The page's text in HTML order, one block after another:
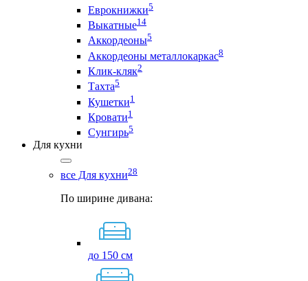
Еврокнижки5
Выкатные14
Аккордеоны5
Аккордеоны металлокаркас8
Клик-кляк2
Тахта5
Кушетки1
Кровати1
Сунгирь5
Для кухни
все Для кухни28
По ширине дивана:
до 150 см